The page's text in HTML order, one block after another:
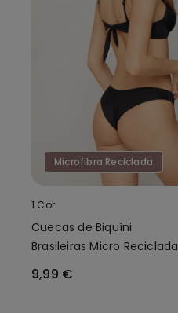
Microfibra Reciclada
1 Cor
Cuecas de Biquíni
Brasileiras Micro Reciclada
9,99 €